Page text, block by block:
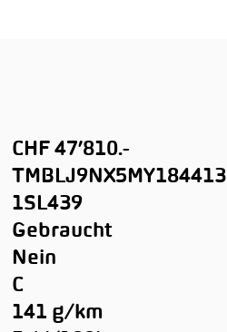
CHF 47’810.-
TMBLJ9NX5MY184413
1SL439
Gebraucht
Nein
C
141 g/km